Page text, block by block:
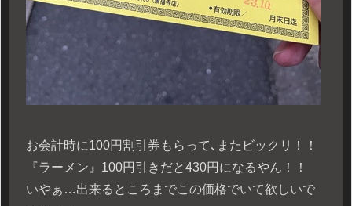
お会計時に100円割引券もらって､またビックリ！！
『ラーメン』100円引きだと430円になるやん！！
いやぁ…出来るところまでこの価格でいて欲しいで